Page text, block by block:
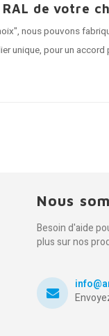
de votre
nous pouvons
unique, pour un
Nous
Besoin d'aide
plus sur nos